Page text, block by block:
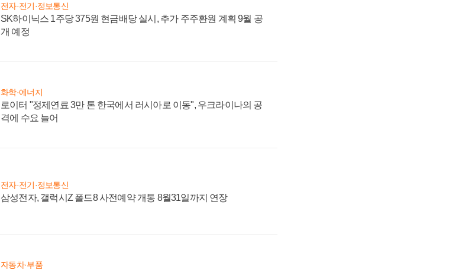
전자·전기·정보통신
SK하이닉스 1주당 375원 현금배당 실시, 추가 주주환원 계획 9월 공
개 예정
화학·에너지
로이터 "정제연료 3만 톤 한국에서 러시아로 이동", 우크라이나의 공
격에 수요 늘어
전자·전기·정보통신
삼성전자, 갤럭시Z 폴드8 사전예약 개통 8월31일까지 연장
자동차·부품